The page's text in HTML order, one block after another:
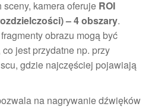
kamera oferuje ROI
– 4 obszary.
obrazu mogą być
jest przydatne np. przy
gdzie najczęściej pojawiają
na nagrywanie dźwięków